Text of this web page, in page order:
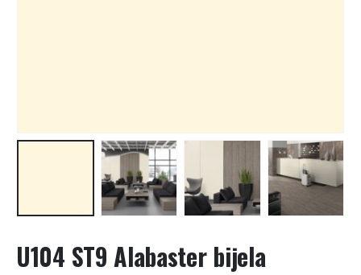
U104 ST9 Alabaster bijela